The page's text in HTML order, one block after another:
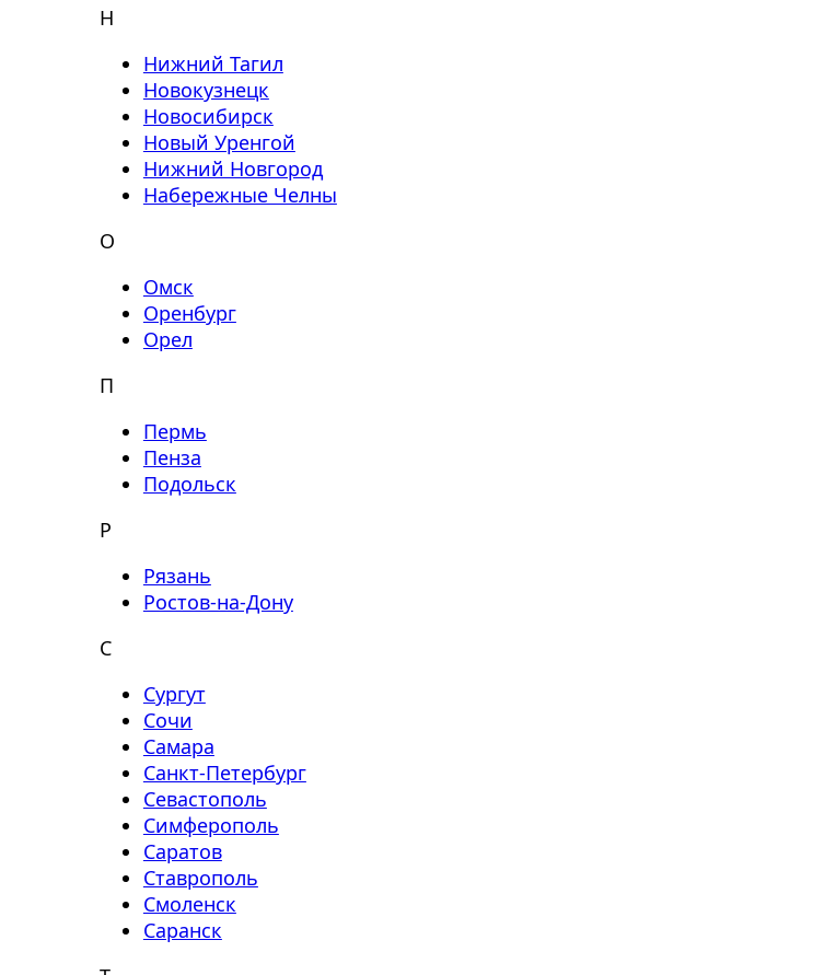
Н
Нижний Тагил
Новокузнецк
Новосибирск
Новый Уренгой
Нижний Новгород
Набережные Челны
О
Омск
Оренбург
Орел
П
Пермь
Пенза
Подольск
Р
Рязань
Ростов-на-Дону
С
Сургут
Сочи
Самара
Санкт-Петербург
Севастополь
Симферополь
Саратов
Ставрополь
Смоленск
Саранск